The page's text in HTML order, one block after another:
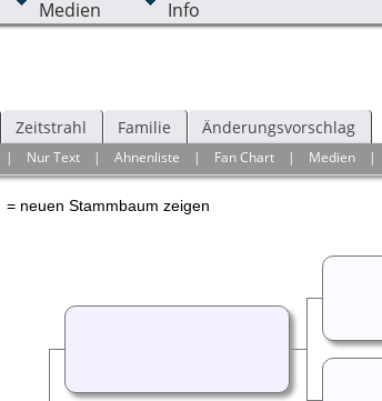
Medien Info
Zeitstrahl Familie Änderungsvorschlag
| Nur Text |Ahnenliste | Fan Chart | Medien |
= neuen Stammbaum zeigen